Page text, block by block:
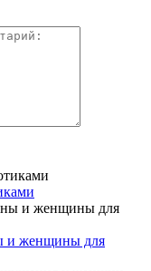
и женщины для